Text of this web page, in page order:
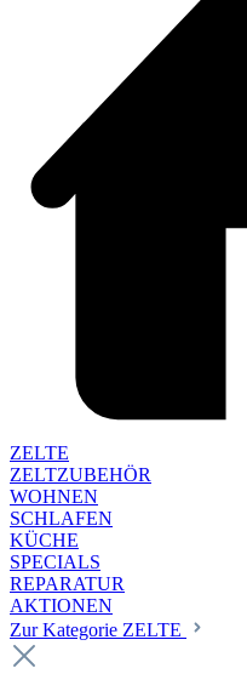
ZELTE
ZELTZUBEHÖR
WOHNEN
SCHLAFEN
KÜCHE
SPECIALS
REPARATUR
AKTIONEN
Zur Kategorie ZELTE